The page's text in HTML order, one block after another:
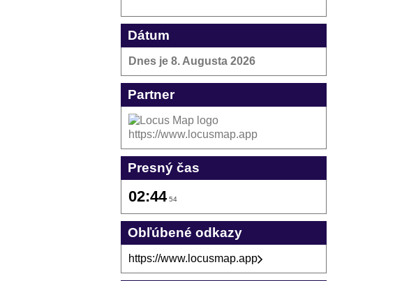
Dátum
Dnes je 8. Augusta 2026
Partner
https://www.locusmap.app
Presný čas
02:44 54
Obľúbené odkazy
https://www.locusmap.app